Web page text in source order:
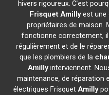
hivers rigoureux. C'est
Frisquet Amillyest une
propriétaires de maison.
fonctionne correctement,
régulièrement et de le
que les plombiers de la
Amillyinterviennent.
maintenance, de réparation
électriques Frisquet Amilly